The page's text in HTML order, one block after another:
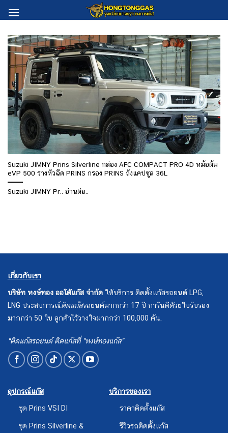
to
Suzuki JIMNY Prins Silverline กล่อง AFC COMPACT PRO 4D หม้อต้ม
eVP 500 รางหัวฉีด PRINS กรอง PRINS ถังแคปซูล 36L
Suzuki JIMNY Pr.. อ่านต่อ..
เกี่ยวกับเรา
บริษัท หงษ์ทอง ออโต้แก๊ส จำกัด ให้บริการ ติดตั้งแก๊สรถยนต์ LPG,
LNG ประสบการณ์ติดแก๊สรถยนต์มากกว่า 17 ปี การันตีด้วยใบรับรอง
มากกว่า 50 ใบ ลูกค้าไว้วางใจมากกว่า 100,000 คัน.
"ติดแก๊สรถยนต์ ติดแก๊สที่ "หงษ์ทองแก๊ส"
อุปกรณ์แก๊ส
ชุด Prins VSI DI
ชุด Prins Silverline &
บริการของเรา
ราคาติดตั้งแก๊ส
รีวิวรถติดตั้งแก๊ส